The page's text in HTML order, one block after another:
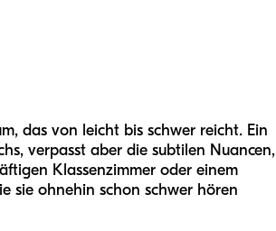
das von leicht bis schwer reicht. Ein
verpasst aber die subtilen Nuancen,
Klassenzimmer oder einem
sie ohnehin schon schwer hören